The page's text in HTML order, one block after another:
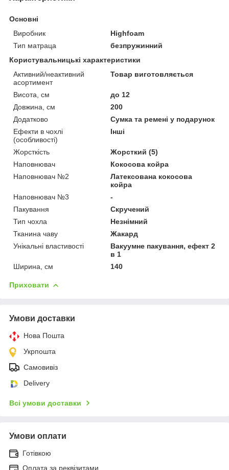
Основні
Виробник
Highfoam
Тип матраца
безпружинний
Користувальницькі характеристики
Активний/неактивний
асортимент
Товар виготовляється
Висота, см
до 12
Довжина, см
200
Додатково
Сумка та ремені у подарунок
Ефекти в чохлі
(особливості)
Інші
Жорсткість
Жорсткий (5)
Наповнювач
Кокосова койра
Наповнювач №2
Латексована кокосова
койра
Наповнювач №3
-
Пакування
Скручений
Тип чохла
Незнімний
Тканина чаву
Жакард
Унікальні властивості
Вакуумне пакування, ефект 2
в 1
Ширина, см
140
Приховати
Умови доставки
Нова Пошта
Укрпошта
Самовивіз
Delivery
Всі умови доставки
Умови оплати
Готівкою
Оплата за реквізитами